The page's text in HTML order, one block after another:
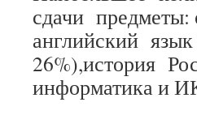
сдачи предметы:
английский
26%),история
информатика и